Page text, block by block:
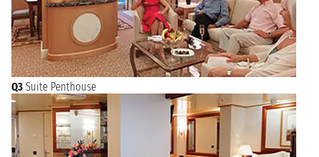
Q3 Suite Penthouse